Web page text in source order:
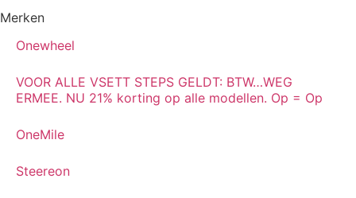
Merken
Onewheel
VOOR ALLE VSETT STEPS GELDT: BTW…WEG
ERMEE. NU 21% korting op alle modellen. Op = Op
OneMile
Steereon